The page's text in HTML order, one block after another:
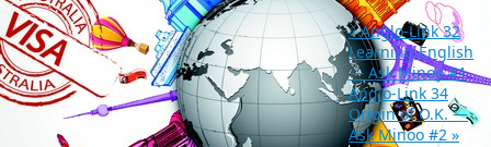
«Anglo-Link 32
Learning English
— Ask Minoo #1
Anglo-Link 34
Origin of O.K. —
Ask Minoo #2 »